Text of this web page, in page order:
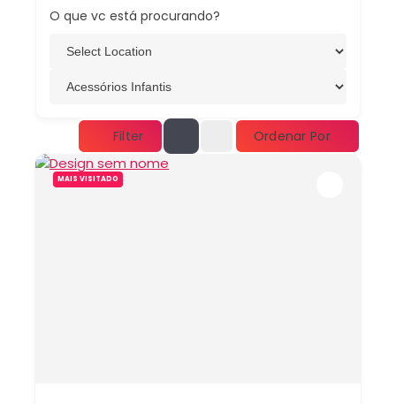
O que vc está procurando?
Filter Ordenar Por
MAIS VISITADO